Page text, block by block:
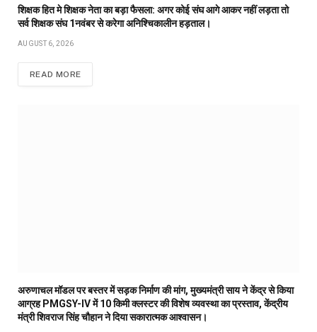
शिक्षक हित मे शिक्षक नेता का बड़ा फैसला: अगर कोई संघ आगे आकर नहीं लड़ता तो
सर्व शिक्षक संघ 1नवंबर से करेगा अनिश्चिकालीन हड़ताल।
AUGUST 6, 2026
READ MORE
अरुणाचल मॉडल पर बस्तर में सड़क निर्माण की मांग, मुख्यमंत्री साय ने केंद्र से किया
आग्रह PMGSY-IV में 10 किमी क्लस्टर की विशेष व्यवस्था का प्रस्ताव, केंद्रीय
मंत्री शिवराज सिंह चौहान ने दिया सकारात्मक आश्वासन।